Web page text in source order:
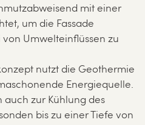
mit einer
um die Fassade
Umwelteinflüssen zu
nutzt die Geothermie
Energiequelle.
auch zur Kühlung des
bis zu einer Tiefe von